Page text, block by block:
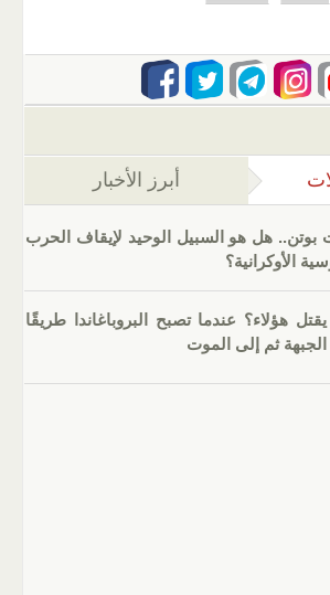
(علامة التبويب النشطة)
أبرز الأخبار
بوتن.. هل هو السبيل الوحيد لإيقاف الحرب
الأوكرانية؟
هؤلاء؟ عندما تصبح البروباغاندا طريقًا
الجبهة ثم إلى الموت